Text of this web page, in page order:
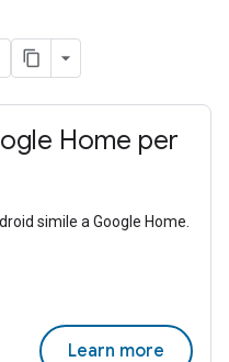
Home per
simile a Google Home.
Learn more